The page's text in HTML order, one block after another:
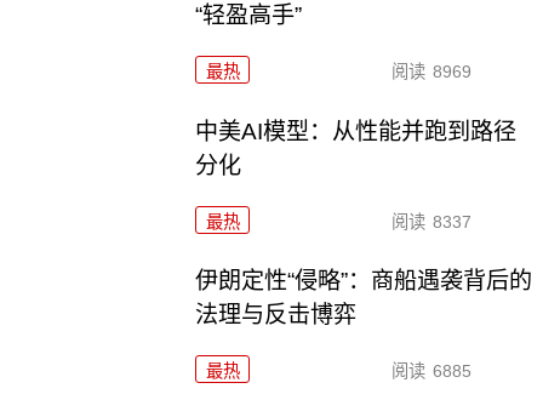
“轻盈高手”
最热 阅读 8969
中美AI模型：从性能并跑到路径
分化
最热 阅读 8337
伊朗定性“侵略”：商船遇袭背后的
法理与反击博弈
最热 阅读 6885